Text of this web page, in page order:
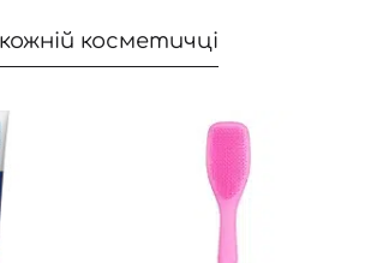
косметичці